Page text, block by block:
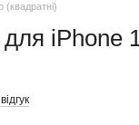
iPhone